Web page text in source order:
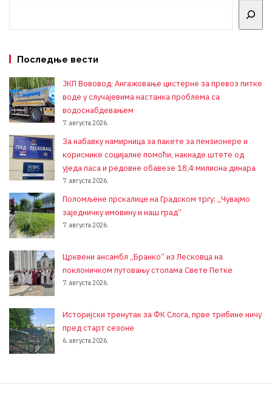
Последње вести
ЈКП Вововод: Ангажовање цистерне за превоз питке
воде у случајевима настанка проблема са
водоснабдевањем
7. августа 2026.
За набавку намирница за пакете за пензионере и
кориснике социјалне помоћи, накнаде штете од
уједа паса и редовне обавезе 18,4 милиона динара
7. августа 2026.
Поломљене прскалице на Градском тргу: „Чувајмо
заједничку имовину и наш град“
7. августа 2026.
Црквени ансамбл „Бранко“ из Лесковца на
поклоничком путовању стопама Свете Петке
7. августа 2026.
Историјски тренутак за ФК Слога, прве трибине ничу
пред старт сезоне
6. августа 2026.